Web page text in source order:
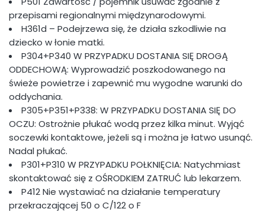
przepisami regionalnymi międzynarodowymi.
H361d – Podejrzewa się, że działa szkodliwie na
dziecko w łonie matki.
P304+P340 W PRZYPADKU DOSTANIA SIĘ DROGĄ
ODDECHOWĄ: Wyprowadzić poszkodowanego na
świeże powietrze i zapewnić mu wygodne warunki do
oddychania.
P305+P351+P338: W PRZYPADKU DOSTANIA SIĘ DO
OCZU: Ostrożnie płukać wodą przez kilka minut. Wyjąć
soczewki kontaktowe, jeżeli są i można je łatwo usunąć.
Nadal płukać.
P301+P310 W PRZYPADKU POŁKNIĘCIA: Natychmiast
skontaktować się z OŚRODKIEM ZATRUĆ lub lekarzem.
P412 Nie wystawiać na działanie temperatury
przekraczającej 50 o C/122 o F